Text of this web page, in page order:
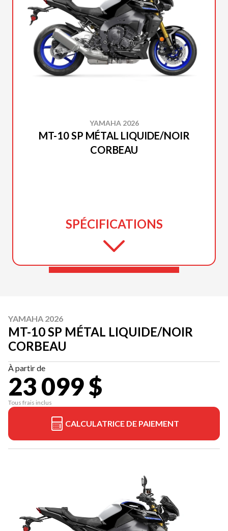
YAMAHA 2026
MT-10 SP MÉTAL LIQUIDE/NOIR
CORBEAU
SPÉCIFICATIONS
YAMAHA 2026
MT-10 SP MÉTAL LIQUIDE/NOIR
CORBEAU
À partir de
23 099 $
Tous frais inclus
CALCULATRICE DE PAIEMENT